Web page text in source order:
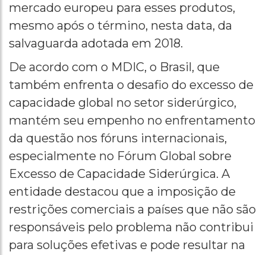
mercado europeu para esses produtos,
mesmo após o término, nesta data, da
salvaguarda adotada em 2018.
De acordo com o MDIC, o Brasil, que
também enfrenta o desafio do excesso de
capacidade global no setor siderúrgico,
mantém seu empenho no enfrentamento
da questão nos fóruns internacionais,
especialmente no Fórum Global sobre
Excesso de Capacidade Siderúrgica. A
entidade destacou que a imposição de
restrições comerciais a países que não são
responsáveis pelo problema não contribui
para soluções efetivas e pode resultar na